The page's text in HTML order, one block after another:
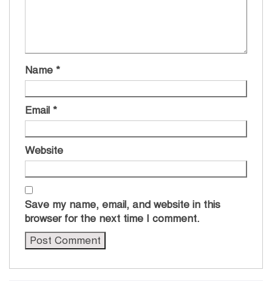
Name *
Email *
Website
Save my name, email, and website in this
browser for the next time I comment.